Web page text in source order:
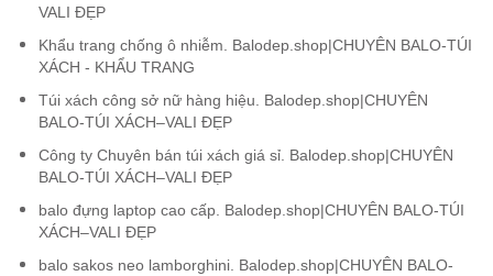
VALI ĐẸP
Khẩu trang chống ô nhiễm. Balodep.shop|CHUYÊN BALO-TÚI
XÁCH - KHẨU TRANG
Túi xách công sở nữ hàng hiệu. Balodep.shop|CHUYÊN
BALO-TÚI XÁCH–VALI ĐẸP
Công ty Chuyên bán túi xách giá sỉ. Balodep.shop|CHUYÊN
BALO-TÚI XÁCH–VALI ĐẸP
balo đựng laptop cao cấp. Balodep.shop|CHUYÊN BALO-TÚI
XÁCH–VALI ĐẸP
balo sakos neo lamborghini. Balodep.shop|CHUYÊN BALO-